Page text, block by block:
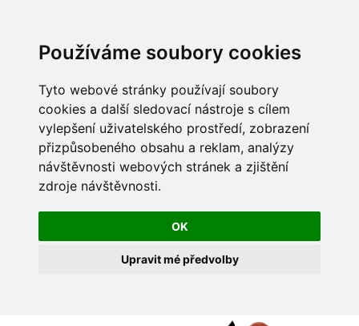
Používáme soubory cookies
Tyto webové stránky používají soubory
cookies a další sledovací nástroje s cílem
vylepšení uživatelského prostředí, zobrazení
přizpůsobeného obsahu a reklam, analýzy
návštěvnosti webových stránek a zjištění
zdroje návštěvnosti.
OK
Upravit mé předvolby